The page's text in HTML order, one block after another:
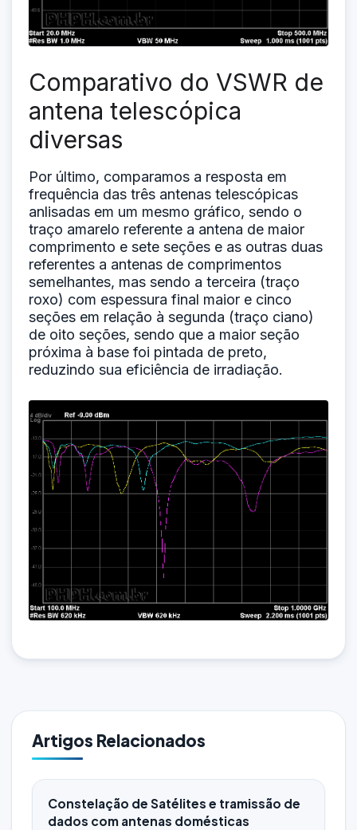
Comparativo do VSWR de
antena telescópica
diversas
Por último, comparamos a resposta em
frequência das três antenas telescópicas
anlisadas em um mesmo gráfico, sendo o
traço amarelo referente a antena de maior
comprimento e sete seções e as outras duas
referentes a antenas de comprimentos
semelhantes, mas sendo a terceira (traço
roxo) com espessura final maior e cinco
seções em relação à segunda (traço ciano)
de oito seções, sendo que a maior seção
próxima à base foi pintada de preto,
reduzindo sua eficiência de irradiação.
Artigos Relacionados
Constelação de Satélites e tramissão de
dados com antenas domésticas